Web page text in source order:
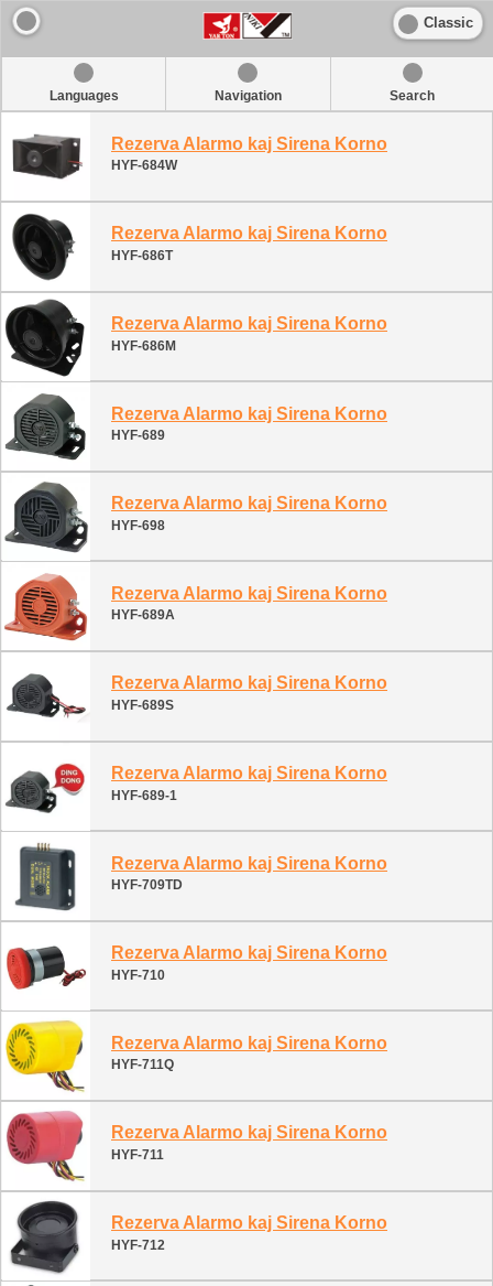
Classic
Languages Navigation Search
Rezerva Alarmo kaj Sirena Korno
HYF-684W
Rezerva Alarmo kaj Sirena Korno
HYF-686T
Rezerva Alarmo kaj Sirena Korno
HYF-686M
Rezerva Alarmo kaj Sirena Korno
HYF-689
Rezerva Alarmo kaj Sirena Korno
HYF-698
Rezerva Alarmo kaj Sirena Korno
HYF-689A
Rezerva Alarmo kaj Sirena Korno
HYF-689S
Rezerva Alarmo kaj Sirena Korno
HYF-689-1
Rezerva Alarmo kaj Sirena Korno
HYF-709TD
Rezerva Alarmo kaj Sirena Korno
HYF-710
Rezerva Alarmo kaj Sirena Korno
HYF-711Q
Rezerva Alarmo kaj Sirena Korno
HYF-711
Rezerva Alarmo kaj Sirena Korno
HYF-712